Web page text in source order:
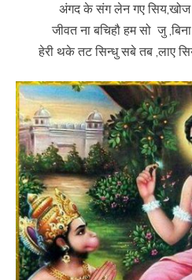
अंगद के संग लेन गए सिय,खोज
जीवत ना बचिहौ हम सो जु
हेरी थके तट सिन्धु सबे तब ,लाए